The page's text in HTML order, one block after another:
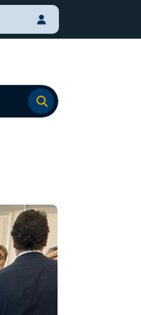
Ir para o resultado